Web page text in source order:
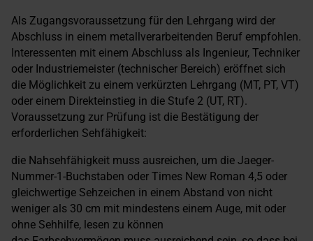
Als Zugangsvoraussetzung für den Lehrgang wird der
Abschluss in einem metallverarbeitenden Beruf empfohlen.
Interessenten mit einem Abschluss als Ingenieur, Techniker
oder Industriemeister (technischer Bereich) eröffnet sich
die Möglichkeit zu einem verkürzten Lehrgang (MT, PT, VT)
oder einem Direkteinstieg in die Stufe 2 (UT, RT).
Voraussetzung zur Prüfung ist die Bestätigung der
erforderlichen Sehfähigkeit:
die Nahsehfähigkeit muss ausreichen, um die Jaeger-
Nummer-1-Buchstaben oder Times New Roman 4,5 oder
gleichwertige Sehzeichen in einem Abstand von nicht
weniger als 30 cm mit mindestens einem Auge, mit oder
ohne Sehhilfe, lesen zu können